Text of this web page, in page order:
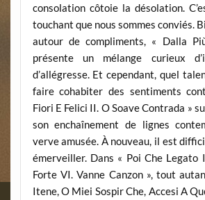
consolation côtoie la désolation.
touchant que nous sommes conviés.
autour de compliments, « Dalla
présente un mélange curieux
d’allégresse. Et cependant, quel
faire cohabiter des sentiments
Fiori E Felici II. O Soave Contrada »
son enchaînement de lignes
verve amusée. À nouveau, il est
émerveiller. Dans « Poi Che Legato
Forte VI. Vanne Canzon », tout
Itene, O Miei Sospir Che, Accesi A